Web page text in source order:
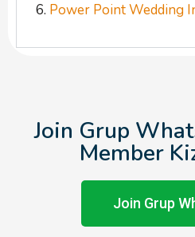
Power Point Wedding
Join Grup
Member
Join Grup